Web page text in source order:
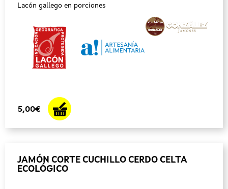
Lacón gallego en porciones
5,00€
JAMÓN CORTE CUCHILLO CERDO CELTA
ECOLÓGICO